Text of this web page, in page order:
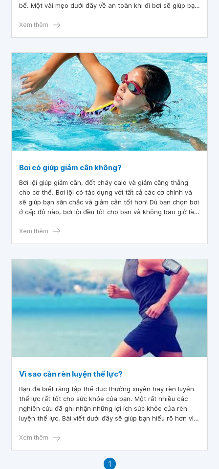
bể. Một vài mẹo dưới đây về an toàn khi đi bơi sẽ giúp bạn
Xem thêm
Bơi có giúp giảm cân không?
Bơi lội giúp giảm cân, đốt cháy calo và giảm căng thẳng
cho cơ thể. Bơi lội có tác dụng với tất cả các cơ chính và
sẽ giúp bạn săn chắc và giảm cân tốt hơn! Dù bạn chọn bơi
ở cấp độ nào, bơi lội đều tốt cho bạn và không bao giờ là
Một hình thức tập thể dục thư giãn đồng nghĩa với việc
Xem thêm
Vì sao cần rèn luyện thể lực?
Bạn đã biết rằng tập thể dục thường xuyên hay rèn luyện
thể lực rất tốt cho sức khỏe của bạn. Một rất nhiều các
nghiên cứu đã ghi nhận những lợi ích sức khỏe của rèn
luyện thể lực. Bài viết dưới đây sẽ giúp bạn hiểu rõ hơn vì
hoạch rèn luyện phù hợp.
Xem thêm
1